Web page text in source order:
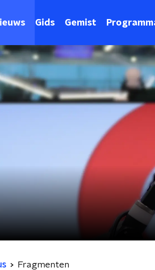
Gids Gemist
Fragmenten